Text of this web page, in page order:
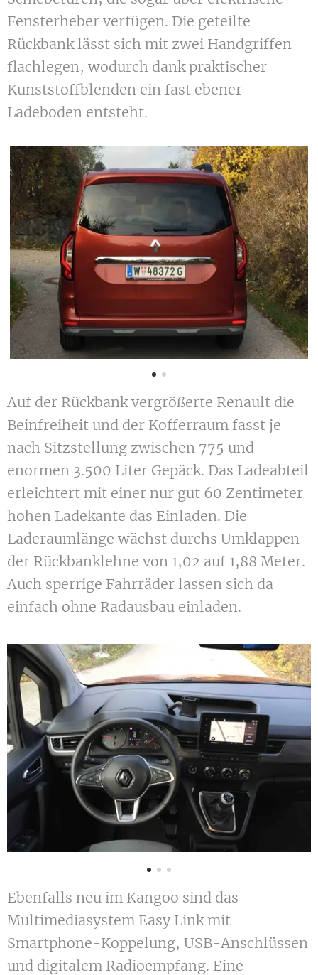
Fensterheber verfügen. Die geteilte
Rückbank lässt sich mit zwei Handgriffen
flachlegen, wodurch dank praktischer
Kunststoffblenden ein fast ebener
Ladeboden entsteht.
Auf der Rückbank vergrößerte Renault die
Beinfreiheit und der Kofferraum fasst je
nach Sitzstellung zwischen 775 und
enormen 3.500 Liter Gepäck. Das Ladeabteil
erleichtert mit einer nur gut 60 Zentimeter
hohen Ladekante das Einladen. Die
Laderaumlänge wächst durchs Umklappen
der Rückbanklehne von 1,02 auf 1,88 Meter.
Auch sperrige Fahrräder lassen sich da
einfach ohne Radausbau einladen.
Ebenfalls neu im Kangoo sind das
Multimediasystem Easy Link mit
Smartphone-Koppelung, USB-Anschlüssen
und digitalem Radioempfang. Eine